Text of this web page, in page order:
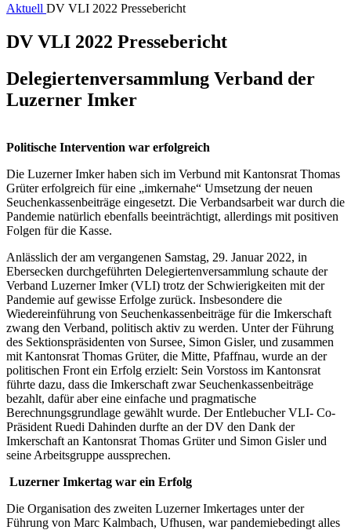
Aktuell DV VLI 2022 Pressebericht
DV VLI 2022 Pressebericht
Delegiertenversammlung Verband der
Luzerner Imker
Politische Intervention war erfolgreich
Die Luzerner Imker haben sich im Verbund mit Kantonsrat Thomas
Grüter erfolgreich für eine „imkernahe“ Umsetzung der neuen
Seuchenkassenbeiträge eingesetzt. Die Verbandsarbeit war durch die
Pandemie natürlich ebenfalls beeinträchtigt, allerdings mit positiven
Folgen für die Kasse.
Anlässlich der am vergangenen Samstag, 29. Januar 2022, in
Ebersecken durchgeführten Delegiertenversammlung schaute der
Verband Luzerner Imker (VLI) trotz der Schwierigkeiten mit der
Pandemie auf gewisse Erfolge zurück. Insbesondere die
Wiedereinführung von Seuchenkassenbeiträge für die Imkerschaft
zwang den Verband, politisch aktiv zu werden. Unter der Führung
des Sektionspräsidenten von Sursee, Simon Gisler, und zusammen
mit Kantonsrat Thomas Grüter, die Mitte, Pfaffnau, wurde an der
politischen Front ein Erfolg erzielt: Sein Vorstoss im Kantonsrat
führte dazu, dass die Imkerschaft zwar Seuchenkassenbeiträge
bezahlt, dafür aber eine einfache und pragmatische
Berechnungsgrundlage gewählt wurde. Der Entlebucher VLI- Co-
Präsident Ruedi Dahinden durfte an der DV den Dank der
Imkerschaft an Kantonsrat Thomas Grüter und Simon Gisler und
seine Arbeitsgruppe aussprechen.
Luzerner Imkertag war ein Erfolg
Die Organisation des zweiten Luzerner Imkertages unter der
Führung von Marc Kalmbach, Ufhusen, war pandemiebedingt alles